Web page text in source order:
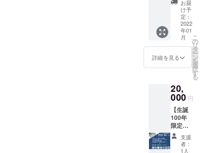
）より
大きめ
のB6サ
イズ
（128m
m×182
。 ■
盛田昭
『学歴
無用
論』と
今回復
刊する
『新実
力主
義』を
クアッ
プし、
今回の
ために
クリエ
イター
さんか
らご提
ト5種類
＋盛田
昭夫氏
の写真1
種類の
ポスト
カード
セット
『新実
力主
義』復
刊初版
本にお
名前掲
載（希
「謹
呈」と
名前を
記載
■『新実
力主
義』の
中に書
ス ★お
礼の
メール
（1通）
★「新
実力主
義」語
録ポス
セッ
ト）
★『新
実力主
義』復
刊初版
本（1
冊）
★『新
お届
け予
定：
2022
年01
月
詳細を見る
こ
の
リ
タ
ー
ン
を
選
択
す
る
20,
000 円
【生誕
100年
限定
品！】
盛田昭
夫塾＋
支援
者：
1人